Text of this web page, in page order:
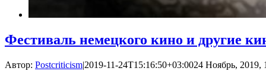
Фестиваль немецкого кино и другие
Автор: Postcriticism|2019-11-24T15:16:50+03:0024 Ноябрь, 2019,